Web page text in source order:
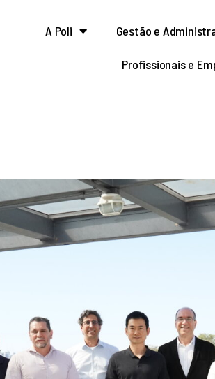
A Poli Gestão e
Profissionais e